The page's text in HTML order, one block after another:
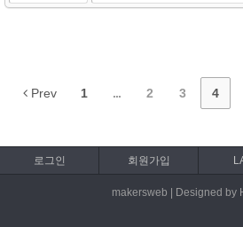
Prev 1 ... 2 3 4
로그인 회원가입
makersweb | Designed by